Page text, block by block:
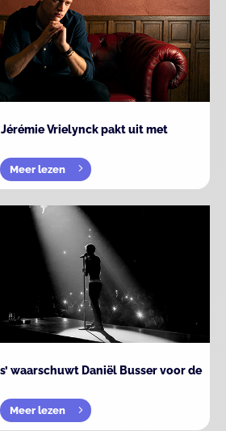
Vrielynck pakt uit met
Meer lezen
waarschuwt Daniël Busser voor de
Meer lezen